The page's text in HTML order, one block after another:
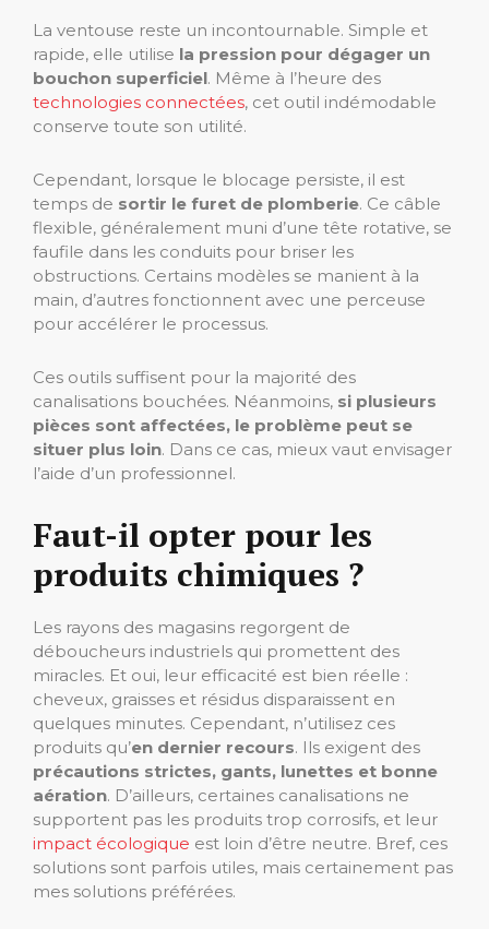
La ventouse reste un incontournable. Simple et
rapide, elle utilise la pression pour dégager un
bouchon superficiel. Même à l’heure des
technologies connectées, cet outil indémodable
conserve toute son utilité.
Cependant, lorsque le blocage persiste, il est
temps de sortir le furet de plomberie. Ce câble
flexible, généralement muni d’une tête rotative, se
faufile dans les conduits pour briser les
obstructions. Certains modèles se manient à la
main, d’autres fonctionnent avec une perceuse
pour accélérer le processus.
Ces outils suffisent pour la majorité des
canalisations bouchées. Néanmoins, si plusieurs
pièces sont affectées, le problème peut se
situer plus loin. Dans ce cas, mieux vaut envisager
l’aide d’un professionnel.
Faut-il opter pour les
produits chimiques ?
Les rayons des magasins regorgent de
déboucheurs industriels qui promettent des
miracles. Et oui, leur efficacité est bien réelle :
cheveux, graisses et résidus disparaissent en
quelques minutes. Cependant, n’utilisez ces
produits qu’en dernier recours. Ils exigent des
précautions strictes, gants, lunettes et bonne
aération. D’ailleurs, certaines canalisations ne
supportent pas les produits trop corrosifs, et leur
impact écologique est loin d’être neutre. Bref, ces
solutions sont parfois utiles, mais certainement pas
mes solutions préférées.